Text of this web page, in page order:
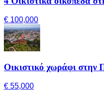
€ 100,000
Οικιστικό χωράφι στην
€ 55,000